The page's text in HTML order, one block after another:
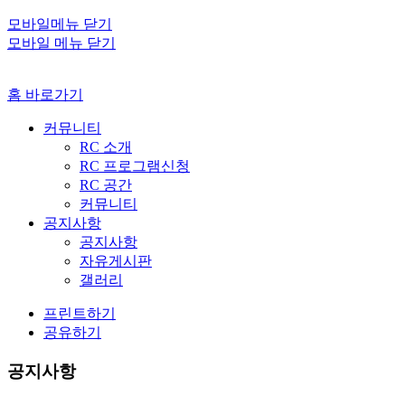
모바일메뉴 닫기
모바일 메뉴 닫기
홈 바로가기
커뮤니티
RC 소개
RC 프로그램신청
RC 공간
커뮤니티
공지사항
공지사항
자유게시판
갤러리
프린트하기
공유하기
공지사항